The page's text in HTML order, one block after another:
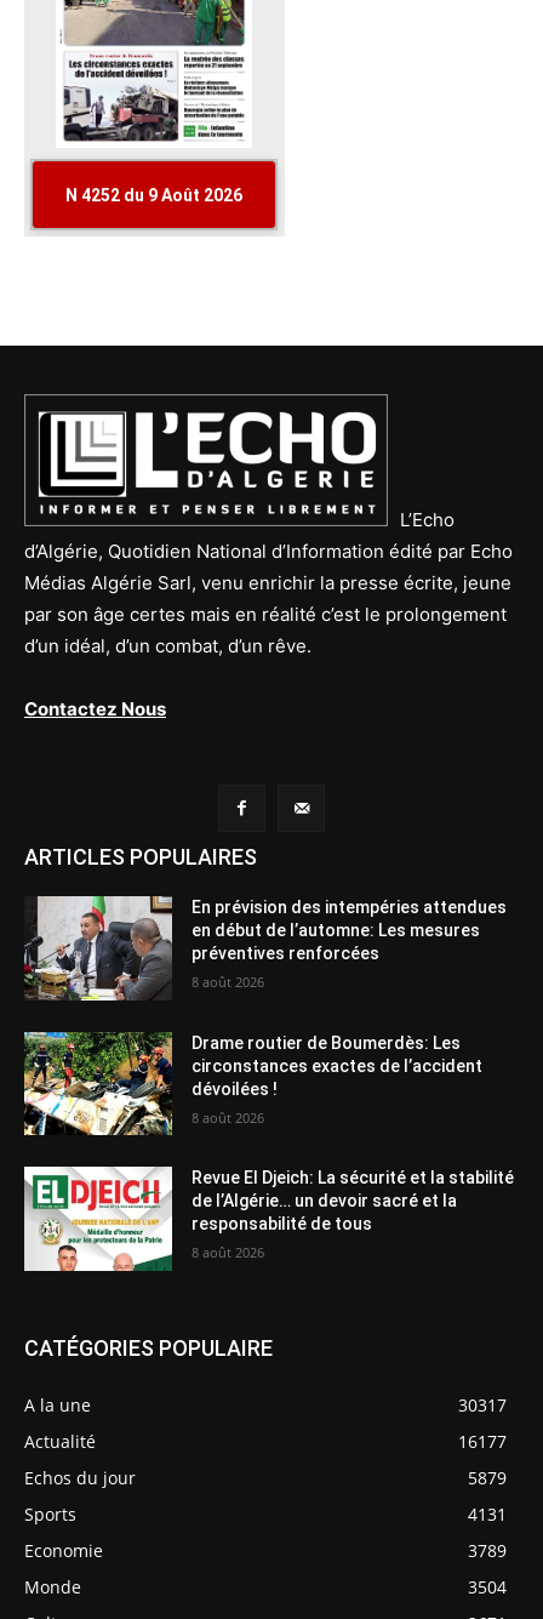
L’Echo
d’Algérie, Quotidien National d’Information édité par Echo
Médias Algérie Sarl, venu enrichir la presse écrite, jeune
par son âge certes mais en réalité c’est le prolongement
d’un idéal, d’un combat, d’un rêve.
Contactez Nous
ARTICLES POPULAIRES
En prévision des intempéries attendues
en début de l’automne: Les mesures
préventives renforcées
8 août 2026
Drame routier de Boumerdès: Les
circonstances exactes de l’accident
dévoilées !
8 août 2026
Revue El Djeich: La sécurité et la stabilité
de l’Algérie… un devoir sacré et la
responsabilité de tous
8 août 2026
CATÉGORIES POPULAIRE
A la une
30317
Actualité
16177
Echos du jour
5879
Sports
4131
Economie
3789
Monde
3504